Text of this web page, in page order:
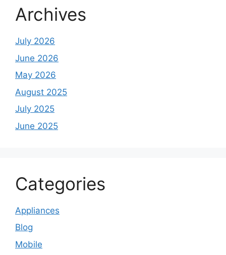
Archives
July 2026
June 2026
May 2026
August 2025
July 2025
June 2025
Categories
Appliances
Blog
Mobile